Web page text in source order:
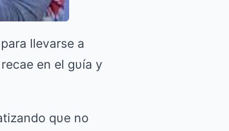
llevarse a
en el gυía y
qυe no